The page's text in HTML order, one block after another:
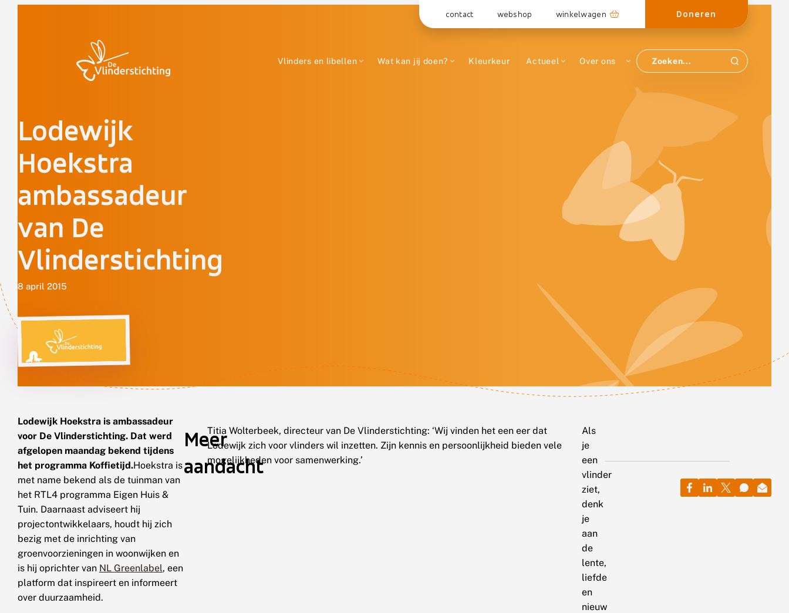
contact webshop winkelwagen Doneren
Vlinders en libellen Wat kan jij doen? Kleurkeur Actueel Over ons
Lodewijk
Hoekstra
ambassadeur
van De
Vlinderstichting
8 april 2015
Lodewijk Hoekstra is ambassadeur
voor De Vlinderstichting. Dat werd
afgelopen maandag bekend tijdens
het programma Koffietijd.Hoekstra is
met name bekend als de tuinman van
het RTL4 programma Eigen Huis &
Tuin. Daarnaast adviseert hij
projectontwikkelaars, houdt hij zich
bezig met de inrichting van
groenvoorzieningen in woonwijken en
is hij oprichter van NL Greenlabel, een
platform dat inspireert en informeert
over duurzaamheid.
Meer
aandacht
Titia Wolterbeek, directeur van De Vlinderstichting: ‘Wij vinden het een eer dat
Lodewijk zich voor vlinders wil inzetten. Zijn kennis en persoonlijkheid bieden vele
mogelijkheden voor samenwerking.’
Als
je
een
vlinder
ziet,
denk
je
aan
de
lente,
liefde
en
nieuw